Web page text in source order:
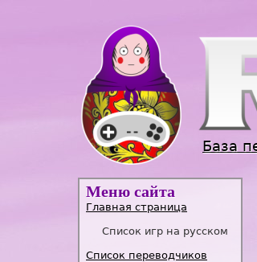
База
Меню сайта
Главная страница
Список игр на русском
Список переводчиков